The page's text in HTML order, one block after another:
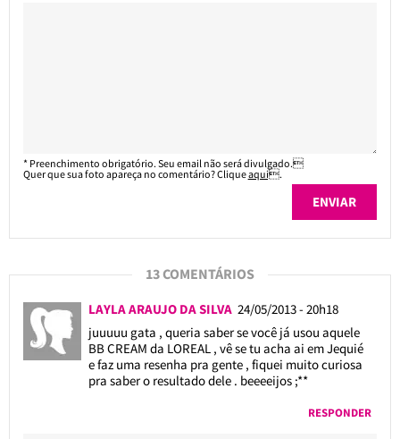
* Preenchimento obrigatório. Seu email não será divulgado.
Quer que sua foto apareça no comentário? Cliqueaqui.
13 COMENTÁRIOS
LAYLA ARAUJO DA SILVA 24/05/2013 - 20h18
juuuuu gata , queria saber se você já usou aquele
BB CREAM da LOREAL , vê se tu acha ai em Jequié
e faz uma resenha pra gente , fiquei muito curiosa
pra saber o resultado dele . beeeeijos ;**
RESPONDER